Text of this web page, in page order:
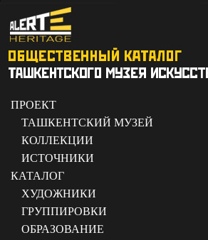
ПРОЕКТ
ТАШКЕНТСКИЙ МУЗЕЙ
КОЛЛЕКЦИИ
ИСТОЧНИКИ
КАТАЛОГ
ХУДОЖНИКИ
ГРУППИРОВКИ
ОБРАЗОВАНИЕ